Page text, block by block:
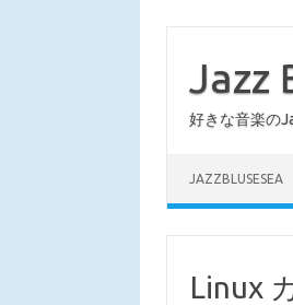
Jazz
好きな音楽の
JAZZBLUSESEA
Linux